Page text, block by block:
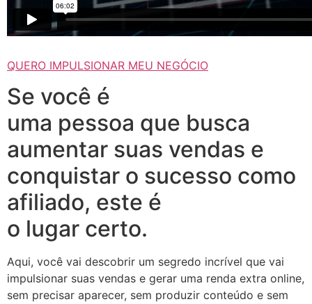
QUERO IMPULSIONAR MEU NEGÓCIO
Se você é
uma pessoa que busca
aumentar suas vendas e
conquistar o sucesso como
afiliado, este é
o lugar certo.
Aqui, você vai descobrir um segredo incrível que vai
impulsionar suas vendas e gerar uma renda extra online,
sem precisar aparecer, sem produzir conteúdo e sem